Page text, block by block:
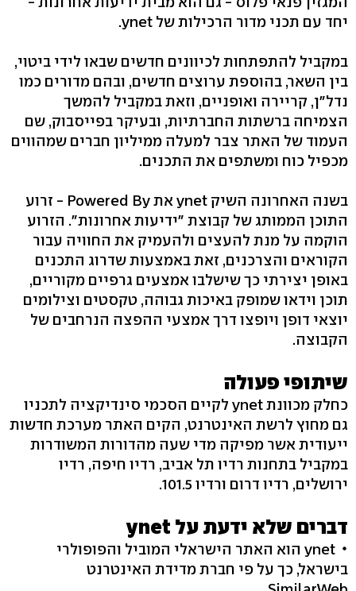
יחד עם תכני מדור הרכילות של ynet.
במקביל להתפתחות לכיוונים חדשים שבאו לידי ביטוי,
בין השאר, בהוספת ערוצים חדשים, ובהם מדורים כמו
נדל"ן, קריירה ואופניים, וזאת במקביל להמשך
הצמיחה ברשתות החברתיות, ובעיקר בפייסבוק, שם
העמוד של האתר צבר למעלה ממיליון חברים שמהווים
מכפיל כוח ומשתפים את התכנים.
בשנה האחרונה השיק ynet את Powered By - זרוע
התוכן הממותג של קבוצת "ידיעות אחרונות". הזרוע
הוקמה על מנת להעצים ולהעמיק את החוויה עבור
הקוראים והצרכנים, זאת באמצעות שדרוג התכנים
באופן יצירתי כך שישלבו אמצעים גרפיים מקוריים,
תוכן וידאו שמופק באיכות גבוהה, טקסטים וצילומים
יוצאי דופן ויופצו דרך אמצעי ההפצה הנרחבים של
הקבוצה.
שיתופי פעולה
כחלק מכוונת ynet לקיים הסכמי סינדיקציה לתכניו
גם מחוץ לרשת האינטרנט, הקים האתר מערכת חדשות
ייעודית אשר מפיקה מדי שעה מהדורות המשודרות
במקביל בתחנות רדיו תל אביב, רדיו חיפה, רדיו
ירושלים, רדיו דרום ורדיו 101.5.
דברים שלא ידעת על ynet
ynet הוא האתר הישראלי המוביל והפופולרי
בישראל, כך על פי חברת מדידת האינטרנט